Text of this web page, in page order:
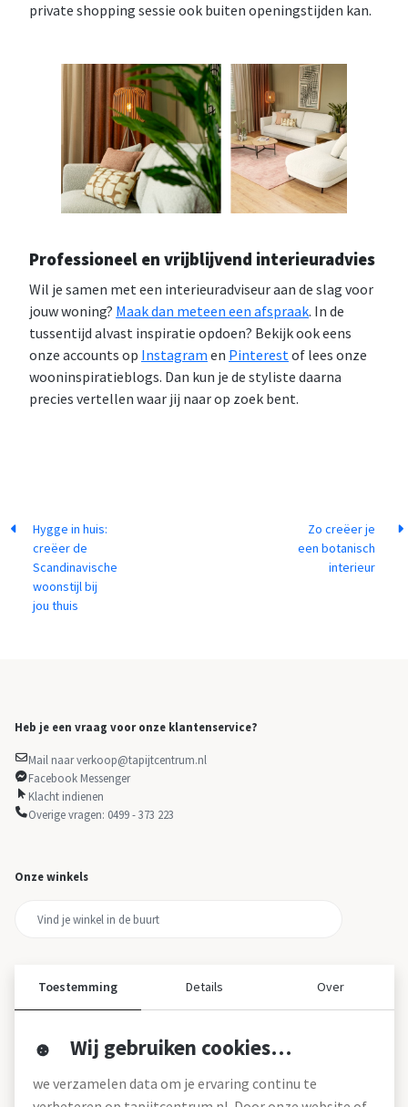
private shopping sessie ook buiten openingstijden kan.
Professioneel en vrijblijvend interieuradvies
Wil je samen met een interieuradviseur aan de slag voor
jouw woning? Maak dan meteen een afspraak. In de
tussentijd alvast inspiratie opdoen? Bekijk ook eens
onze accounts op Instagram en Pinterest of lees onze
wooninspiratieblogs. Dan kun je de styliste daarna
precies vertellen waar jij naar op zoek bent.
Hygge in huis:
creëer de
Scandinavische
woonstijl bij
jou thuis
Zo creëer je
een botanisch
interieur
Heb je een vraag voor onze klantenservice?
Mail naar verkoop@tapijtcentrum.nl
Facebook Messenger
Klacht indienen
Overige vragen: 0499 - 373 223
Onze winkels
Over tapijtcentrum
Toestemming Details Over
Wij gebruiken cookies…
we verzamelen data om je ervaring continu te